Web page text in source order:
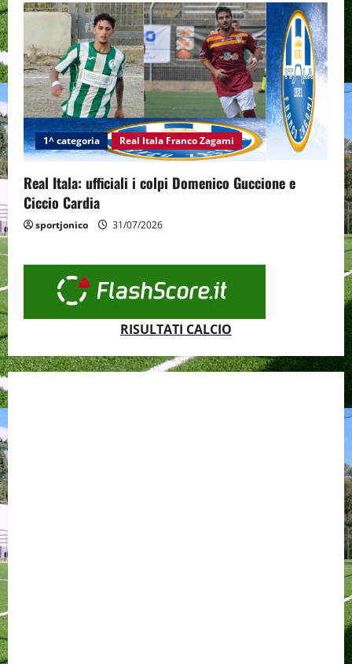
1^ categoria Real Itala Franco Zagami
Real Itala: ufficiali i colpi Domenico Guccione e
Ciccio Cardia
sportjonico 31/07/2026
RISULTATI CALCIO